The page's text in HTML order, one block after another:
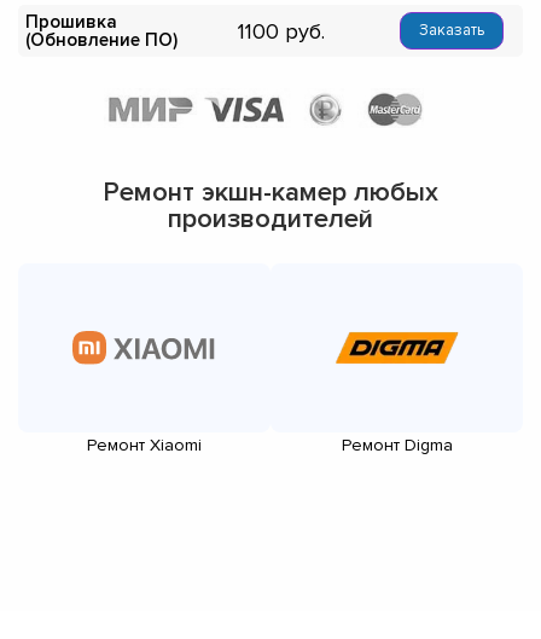
Прошивка
(Обновление ПО)
1100 Заказать
Ремонт экшн-камер любых
производителей
Ремонт Xiaomi Ремонт Digma